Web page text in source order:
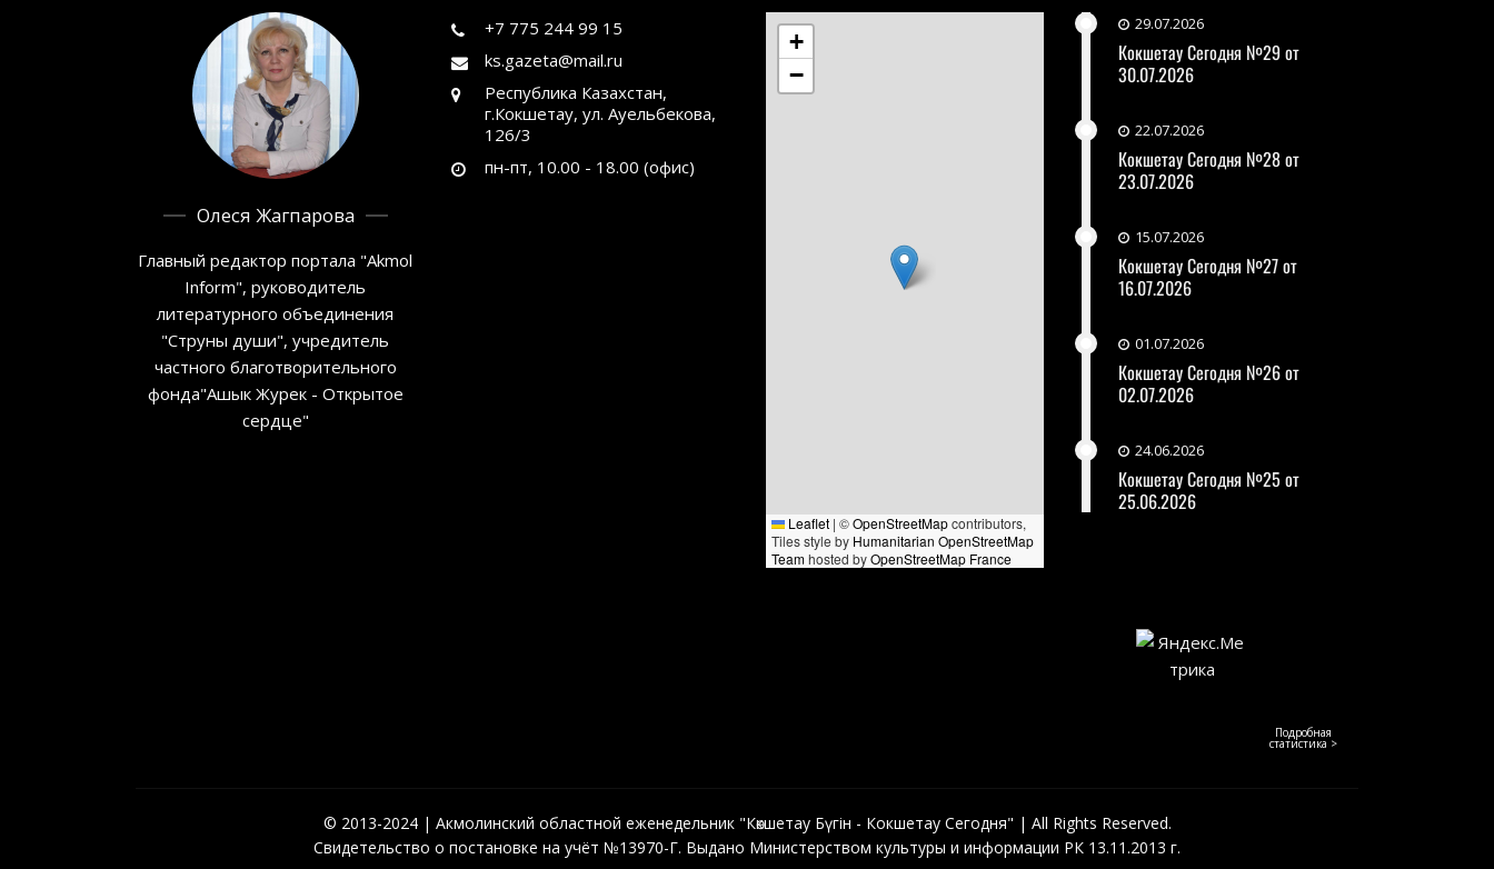
Олеся Жагпарова
Главный редактор портала "Akmol
Inform", руководитель
литературного объединения
"Струны души", учредитель
частного благотворительного
фонда"Ашык Журек - Открытое
сердце"
+7 775 244 99 15
ks.gazeta@mail.ru
Республика Казахстан,
г.Кокшетау, ул. Ауельбекова,
126/3
пн-пт, 10.00 - 18.00 (офис)
+
−
Leaflet | ©OpenStreetMapcontributors,
Tiles style by Humanitarian OpenStreetMap
Teamhosted byOpenStreetMap France
29.07.2026
Кокшетау Сегодня №29 от
30.07.2026
22.07.2026
Кокшетау Сегодня №28 от
23.07.2026
15.07.2026
Кокшетау Сегодня №27 от
16.07.2026
01.07.2026
Кокшетау Сегодня №26 от
02.07.2026
24.06.2026
Кокшетау Сегодня №25 от
25.06.2026
Подробная
статистика >
© 2013-2024 | Акмолинский областной еженедельник "Көкшетау Бүгін - Кокшетау Сегодня" | All Rights Reserved.
Свидетельство о постановке на учёт №13970-Г. Выдано Министерством культуры и информации РК 13.11.2013 г.